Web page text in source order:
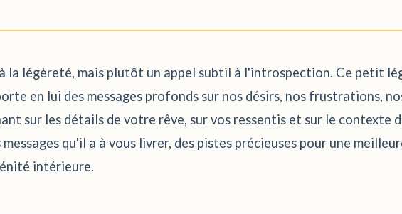
la légèreté, mais plutôt un appel subtil à l'introspection. Ce petit
en lui des messages profonds sur nos désirs, nos frustrations,
sur les détails de votre rêve, sur vos ressentis et sur le contexte
qu'il a à vous livrer, des pistes précieuses pour une
intérieure.